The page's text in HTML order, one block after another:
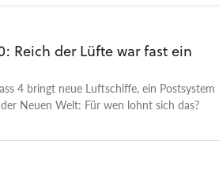
Reich der Lüfte war fast ein
4 bringt neue Luftschiffe, ein Postsystem
Neuen Welt: Für wen lohnt sich das?